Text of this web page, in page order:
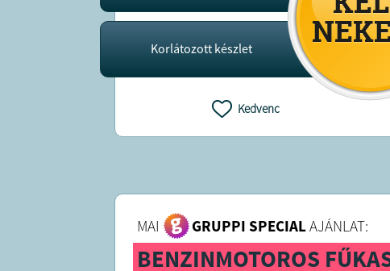
Korlátozott készlet
Kedvenc
MAI GRUPPI SPECIALAJÁNLAT:
BENZINMOTOROS